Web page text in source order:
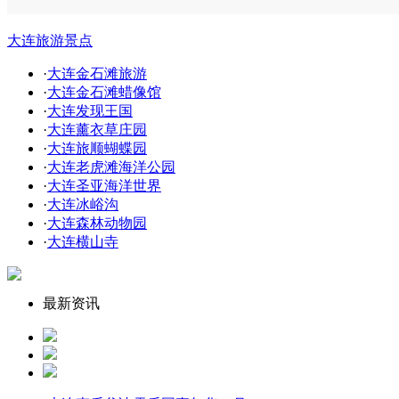
大连旅游景点
·大连金石滩旅游
·大连金石滩蜡像馆
·大连发现王国
·大连薰衣草庄园
·大连旅顺蝴蝶园
·大连老虎滩海洋公园
·大连圣亚海洋世界
·大连冰峪沟
·大连森林动物园
·大连横山寺
最新资讯